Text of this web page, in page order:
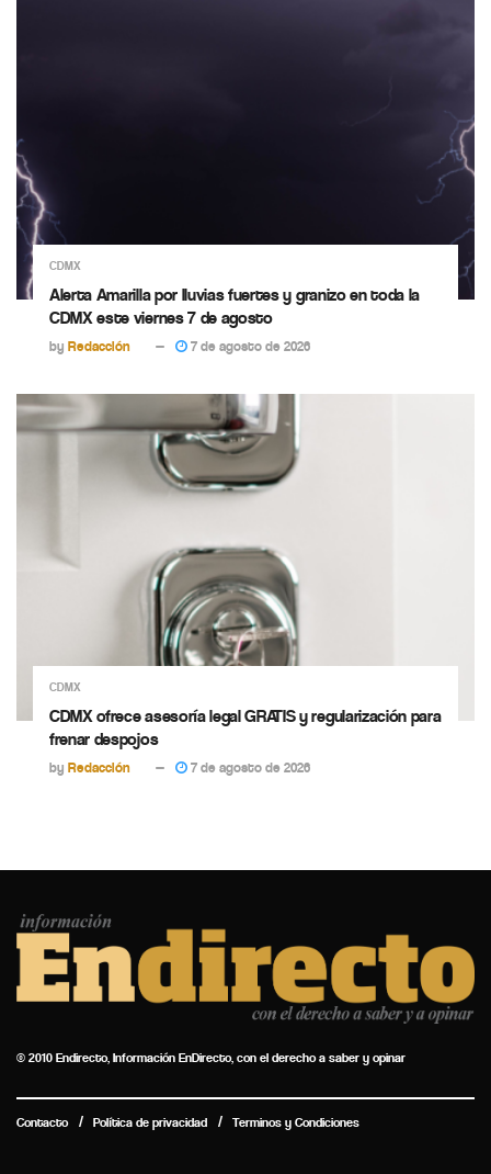
CDMX
Alerta Amarilla por lluvias fuertes y granizo en toda la
CDMX este viernes 7 de agosto
by Redacción 7 de agosto de 2026
CDMX
CDMX ofrece asesoría legal GRATIS y regularización para
frenar despojos
by Redacción 7 de agosto de 2026
© 2010 Endirecto, Información EnDirecto, con el derecho a saber y opinar
Contacto Política de privacidad Terminos y Condiciones